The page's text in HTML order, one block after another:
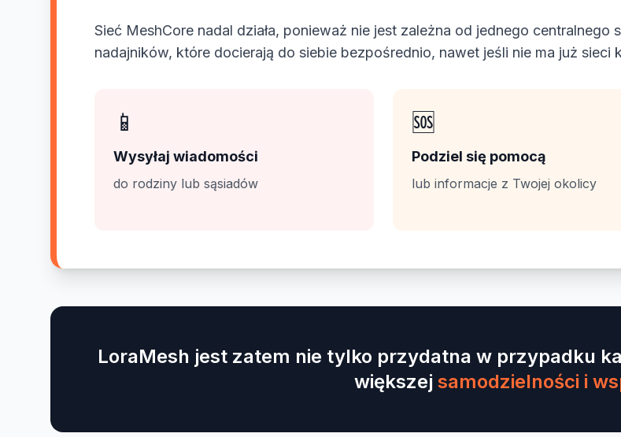
Sieć MeshCore nadal działa, ponieważ nie jest zależna od jednego centralnego
nadajników, które docierają do siebie bezpośrednio, nawet jeśli nie ma już sieci
📱
Wysyłaj wiadomości
do rodziny lub sąsiadów
🆘
Podziel się pomocą
lub informacje z Twojej okolicy
LoraMesh jest zatem nie tylko przydatna w przypadku
większej samodzielności i